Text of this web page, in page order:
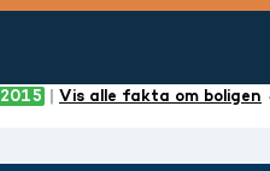
Vis alle fakta om boligen